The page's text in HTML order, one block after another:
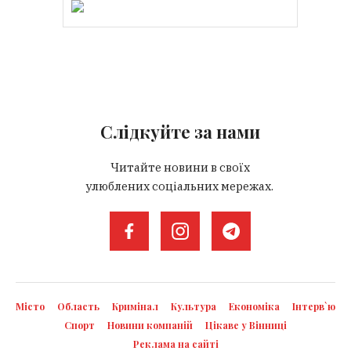
Слідкуйте за нами
Читайте новини в своїх
улюблених соціальних мережах.
Місто Область Кримінал Культура Економіка
Інтерв`ю
Спорт
Новини компаній
Цікаве у Вінниці
Реклама на сайті